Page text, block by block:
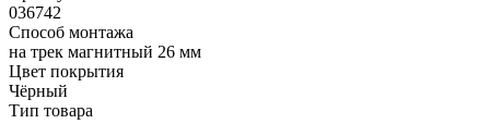
036742
Способ монтажа
на трек магнитный 26 мм
Цвет покрытия
Чёрный
Тип товара